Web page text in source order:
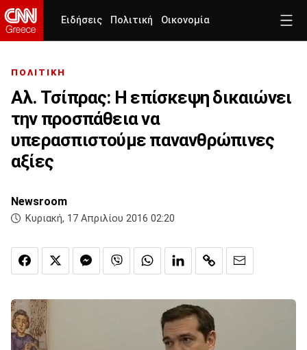
Ειδήσεις Πολιτική Οικονομία
ΠΟΛΙΤΙΚΗ
Αλ. Τσίπρας: Η επίσκεψη δικαιώνει
την προσπάθεια να
υπερασπιστούμε πανανθρώπινες
αξίες
Newsroom
Κυριακή, 17 Απριλίου 2016 02:20